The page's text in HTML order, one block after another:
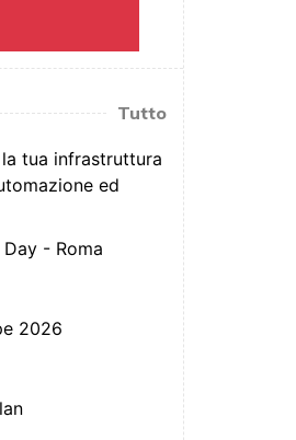
Tutto
tua infrastruttura
ed
- Roma
2026